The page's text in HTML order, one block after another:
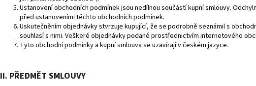
Ustanovení obchodních podmínek jsou nedílnou součástí kupní smlouvy.
před ustanoveními těchto obchodních podmínek.
Uskutečněním objednávky stvrzuje kupující, že se podrobně seznámil s
souhlasí s nimi. Veškeré objednávky podané prostřednictvím internetového
Tyto obchodní podmínky a kupní smlouva se uzavírají v českém jazyce.
II. PŘEDMĚT SMLOUVY